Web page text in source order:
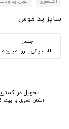
سایز پد موس
جنس
لاستیکی با رویه پارچه
تحویل در
امکان تحویل با پیک